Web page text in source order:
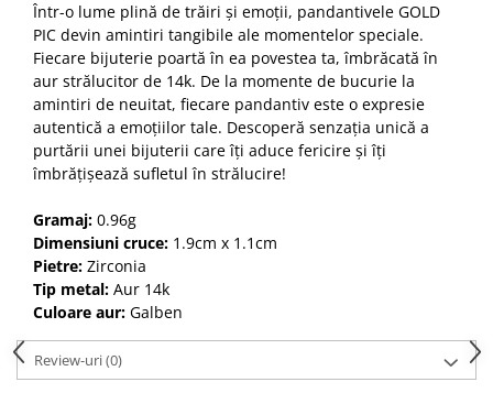
Într-o lume plină de trăiri și emoții, pandantivele GOLD
PIC devin amintiri tangibile ale momentelor speciale.
Fiecare bijuterie poartă în ea povestea ta, îmbrăcată în
aur strălucitor de 14k. De la momente de bucurie la
amintiri de neuitat, fiecare pandantiv este o expresie
autentică a emoțiilor tale. Descoperă senzația unică a
purtării unei bijuterii care îți aduce fericire și îți
îmbrățișează sufletul în strălucire!
Gramaj: 0.96g
Dimensiuni cruce: 1.9cm x 1.1cm
Pietre: Zirconia
Tip metal: Aur 14k
Culoare aur: Galben
Review-uri(0)